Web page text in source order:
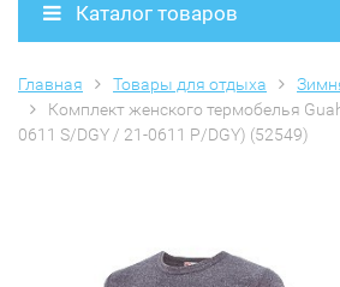
Каталог товаров
Главная Товары для отдыха
Комплект женского термобелья
0611 S/DGY / 21-0611 P/DGY) (52549)